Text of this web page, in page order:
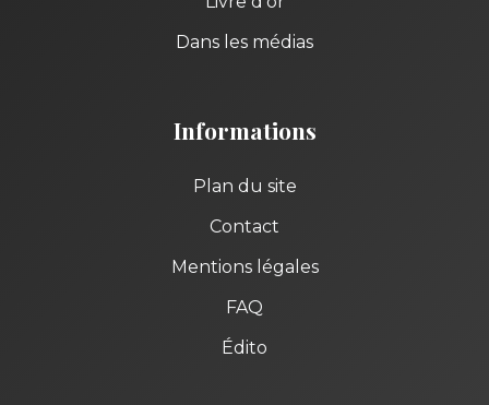
Dans les médias
Informations
Plan du site
Contact
Mentions légales
FAQ
Édito